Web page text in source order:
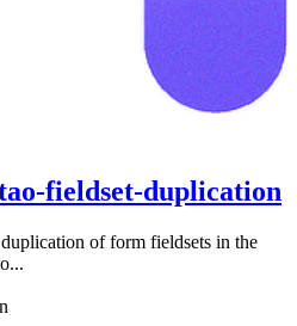
fieldset-duplication
of form fieldsets in the